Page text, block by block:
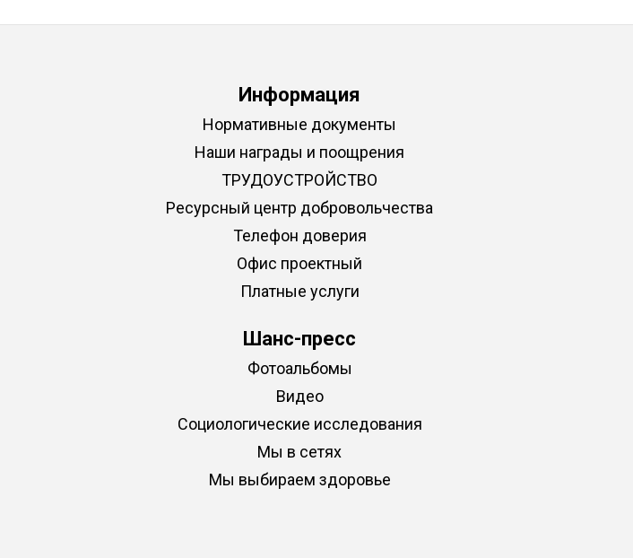
Информация
Нормативные документы
Наши награды и поощрения
ТРУДОУСТРОЙСТВО
Ресурсный центр добровольчества
Телефон доверия
Офис проектный
Платные услуги
Шанс-пресс
Фотоальбомы
Видео
Социологические исследования
Мы в сетях
Мы выбираем здоровье